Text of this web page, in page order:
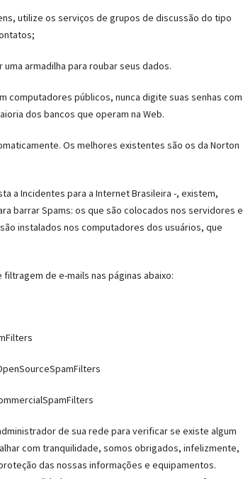
utilize os serviços de grupos de discussão do tipo
armadilha para roubar seus dados.
computadores públicos, nunca digite suas senhas com
dos bancos que operam na Web.
Os melhores existentes são os da Norton
a Incidentes para a Internet Brasileira -, existem,
barrar Spams: os que são colocados nos servidores e
instalados nos computadores dos usuários, que
de e-mails nas páginas abaixo:
de sua rede para verificar se existe algum
com tranquilidade, somos obrigados, infelizmente,
das nossas informações e equipamentos.